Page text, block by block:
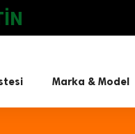
Marka & Model